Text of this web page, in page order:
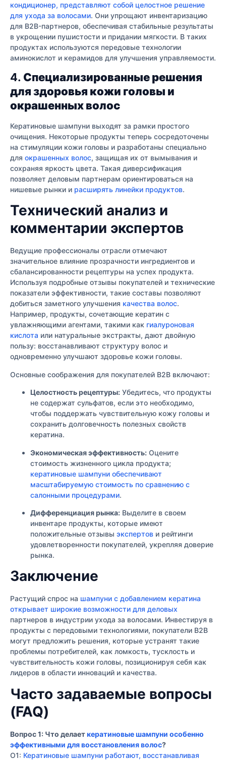
кондиционер, представляют собой целостное решение
для ухода за волосами. Они упрощают инвентаризацию
для B2B-партнеров, обеспечивая стабильные результаты
в укрощении пушистости и придании мягкости. В таких
продуктах используются передовые технологии
аминокислот и керамидов для улучшения управляемости.
4. Специализированные решения
для здоровья кожи головы и
окрашенных волос
Кератиновые шампуни выходят за рамки простого
очищения. Некоторые продукты теперь сосредоточены
на стимуляции кожи головы и разработаны специально
для окрашенных волос, защищая их от вымывания и
сохраняя яркость цвета. Такая диверсификация
позволяет деловым партнерам ориентироваться на
нишевые рынки и расширять линейки продуктов.
Технический анализ и
комментарии экспертов
Ведущие профессионалы отрасли отмечают
значительное влияние прозрачности ингредиентов и
сбалансированности рецептуры на успех продукта.
Используя подробные отзывы покупателей и технические
показатели эффективности, такие составы позволяют
добиться заметного улучшения качества волос.
Например, продукты, сочетающие кератин с
увлажняющими агентами, такими как гиалуроновая
кислота или натуральные экстракты, дают двойную
пользу: восстанавливают структуру волос и
одновременно улучшают здоровье кожи головы.
Основные соображения для покупателей B2B включают:
Целостность рецептуры: Убедитесь, что продукты
не содержат сульфатов, если это необходимо,
чтобы поддержать чувствительную кожу головы и
сохранить долговечность полезных свойств
кератина.
Экономическая эффективность: Оцените
стоимость жизненного цикла продукта;
кератиновые шампуни обеспечивают
масштабируемую стоимость по сравнению с
салонными процедурами.
Дифференциация рынка: Выделите в своем
инвентаре продукты, которые имеют
положительные отзывы экспертов и рейтинги
удовлетворенности покупателей, укрепляя доверие
рынка.
Заключение
Растущий спрос на шампуни с добавлением кератина
открывает широкие возможности для деловых
партнеров в индустрии ухода за волосами. Инвестируя в
продукты с передовыми технологиями, покупатели B2B
могут предложить решения, которые устранят такие
проблемы потребителей, как ломкость, тусклость и
чувствительность кожи головы, позиционируя себя как
лидеров в области инноваций и качества.
Часто задаваемые вопросы
(FAQ)
Вопрос 1: Что делаеткератиновые шампуни особенно
эффективными для восстановления волос?
О1: Кератиновые шампуни работают, восстанавливая